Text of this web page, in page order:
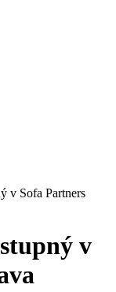
v Sofa Partners
v